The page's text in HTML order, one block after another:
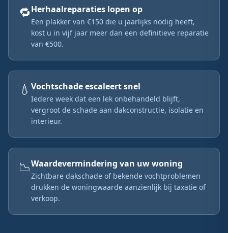
🔁Herhaalreparaties lopen op
Een plakker van €150 die u jaarlijks nodig heeft,
kost u in vijf jaar meer dan een definitieve reparatie
van €500.
💧 Vochtschade escaleert snel
Iedere week dat een lek onbehandeld blijft,
vergroot de schade aan dakconstructie, isolatie en
interieur.
📉Waardevermindering van uw woning
Zichtbare dakschade of bekende vochtproblemen
drukken de woningwaarde aanzienlijk bij taxatie of
verkoop.